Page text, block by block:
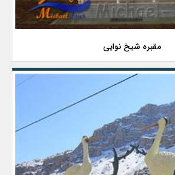
مقبره شیخ نوایی